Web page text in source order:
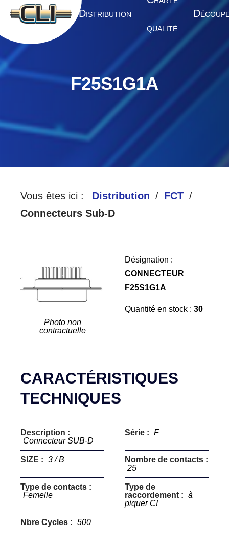
A CCUEIL DISTRIBUTION
QUALITÉ
D
F25S1G1A
Vous êtes ici : Distribution
FCT
Connecteurs Sub-D
Photo non
contractuelle
Désignation :
CONNECTEUR
F25S1G1A
Quantité en stock : 30
CARACTÉRISTIQUES
TECHNIQUES
Description :
Connecteur SUB-D
Série : F
SIZE : 3 / B
Nombre de contacts :
25
Type de contacts :
Femelle
Type de
raccordement : à
piquer CI
Nbre Cycles : 500